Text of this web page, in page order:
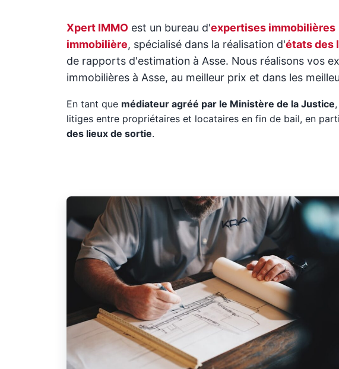
Xpert IMMO est un bureau d'expertises immobilières
immobilière, spécialisé dans la réalisation d'états des
de rapports d'estimation à Asse. Nous réalisons vos
immobilières à Asse, au meilleur prix et dans les
En tant que médiateur agréé par le Ministère de la Justice
litiges entre propriétaires et locataires en fin de bail, en
des lieux de sortie.